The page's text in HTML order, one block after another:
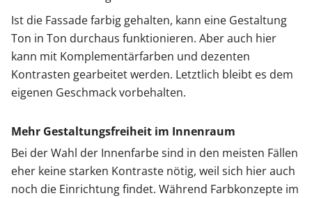
Ist die Fassade farbig gehalten, kann eine Gestaltung
Ton in Ton durchaus funktionieren. Aber auch hier
kann mit Komplementärfarben und dezenten
Kontrasten gearbeitet werden. Letztlich bleibt es dem
eigenen Geschmack vorbehalten.
Mehr Gestaltungsfreiheit im Innenraum
Bei der Wahl der Innenfarbe sind in den meisten Fällen
eher keine starken Kontraste nötig, weil sich hier auch
noch die Einrichtung findet. Während Farbkonzepte im